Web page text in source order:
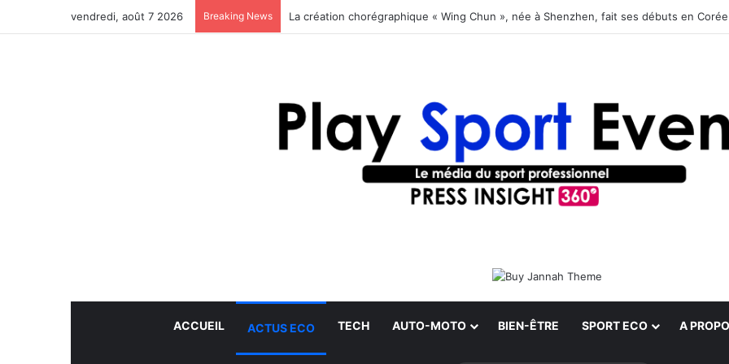
vendredi, août 7 2026 Breaking News La création chorégraphique « Wing Chun », née à Shenzhen, fait ses débuts en
ACCUEIL ACTUS ECO TECH AUTO-MOTO BIEN-ÊTRE SPORT ECO A